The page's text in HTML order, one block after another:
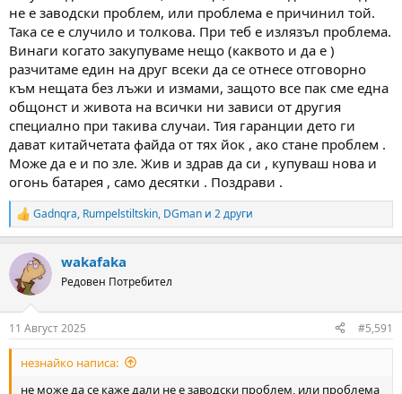
не е заводски проблем, или проблема е причинил той.
Така се е случило и толкова. При теб е излязъл проблема.
Винаги когато закупуваме нещо (каквото и да е )
разчитаме един на друг всеки да се отнесе отговорно
към нещата без лъжи и измами, защото все пак сме една
общонст и живота на всички ни зависи от другия
специално при такива случаи. Тия гаранции дето ги
дават китайчетата файда от тях йок , ако стане проблем .
Може да е и по зле. Жив и здрав да си , купуваш нова и
огонь батарея , само десятки . Поздрави .
R
e
c
t
i
s
:
Gadnqra, Rumpelstiltskin, DGman и 2 други
wakafaka
Редовен Потребител
11 Август 2025 #5,591
незнайко написа:
не може да се каже дали не е заводски проблем, или проблема